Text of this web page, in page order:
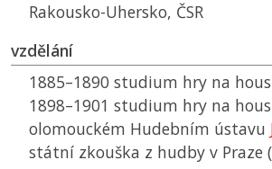
Rakousko-Uhersko, ČSR
vzdělání
1885–1890 studium hry na
1898–1901 studium hry na
olomouckém Hudebním ústavu
státní zkouška z hudby v Praze